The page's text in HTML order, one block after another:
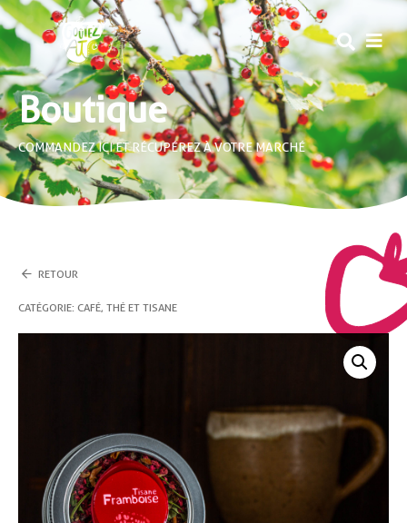
Boutique
COMMANDEZ ICI ET RÉCUPÉREZ À VOTRE MARCHÉ
RETOUR
CATÉGORIE :CAFÉ, THÉ ET TISANE